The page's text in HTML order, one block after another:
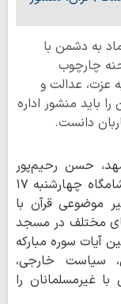
به دشمن با
چارچوب
عزت، عدالت و
باید منشور اداره
دانست.
حسن رحیم‌پور
ازغدی، عضو شورای عالی انقلاب فرهنگی، شامگاه چهارشنبه ۱۷
موضوعی قرآن با
مختلف در مسجد
آیات سوره مبارکه
سیاست خارجی،
غیرمسلمانان را